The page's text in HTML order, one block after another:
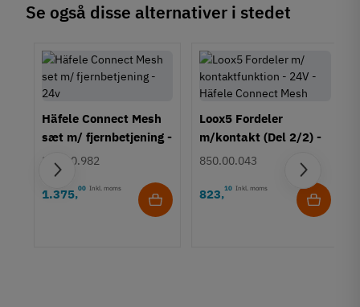
Se også disse alternativer i stedet
Häfele Connect Mesh
sæt m/ fjernbetjening -
24v
850.00.982
1.375,00 Inkl. moms
Loox5 Fordeler
m/kontakt (Del 2/2) -
24V - Häfele Connect
850.00.043
823,10 Inkl. moms